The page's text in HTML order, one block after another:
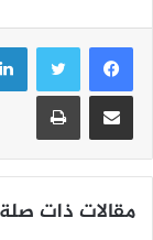
c
e
b
o
o
k
itt
er
مشاركة عبر البريد طباعة
مقالات ذات صلة